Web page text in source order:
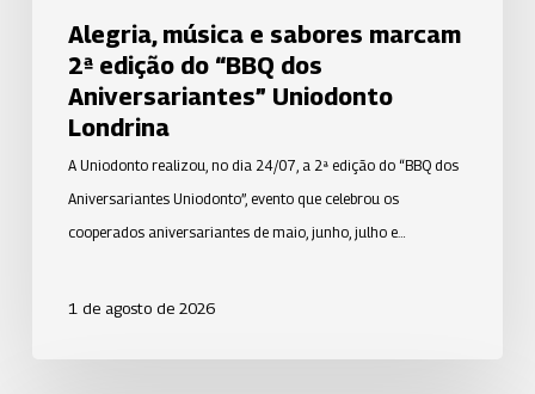
Londrina
Alegria, música e sabores marcam
2ª edição do “BBQ dos
Aniversariantes” Uniodonto
Londrina
A Uniodonto realizou, no dia 24/07, a 2ª edição do “BBQ dos
Aniversariantes Uniodonto”, evento que celebrou os
cooperados aniversariantes de maio, junho, julho e…
1 de agosto de 2026